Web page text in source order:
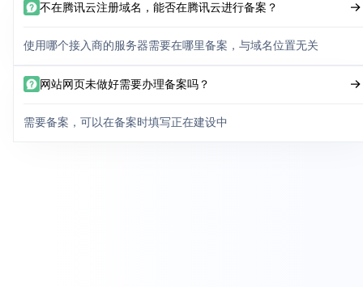
不在腾讯云注册域名，能否在腾讯云进行备案？
使用哪个接入商的服务器需要在哪里备案，与域名位置无关
网站网页未做好需要办理备案吗？
需要备案，可以在备案时填写正在建设中